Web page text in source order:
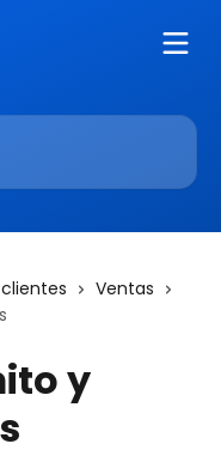
Ventas
y